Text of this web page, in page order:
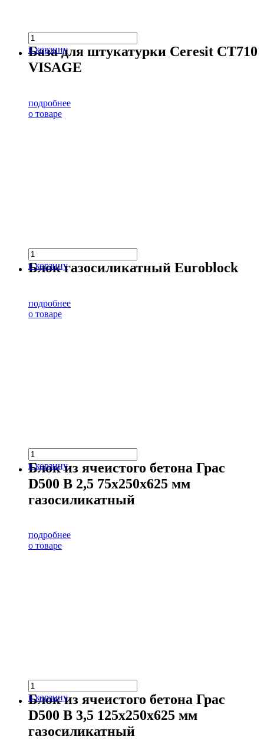
в корзину
База для штукатурки Ceresit CT710
VISAGE
подробнее
о товаре
в корзину
Блок газосиликатный Euroblock
подробнее
о товаре
в корзину
Блок из ячеистого бетона Грас
D500 В 2,5 75х250х625 мм
газосиликатный
подробнее
о товаре
в корзину
Блок из ячеистого бетона Грас
D500 В 3,5 125х250х625 мм
газосиликатный